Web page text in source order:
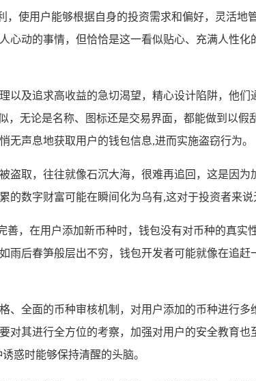
使用户能够根据自身的投资需求和偏好，灵活地
动的事情，但恰恰是这一看似贴心、充满人性
及追求高收益的急切渴望，精心设计陷阱，他们
，无论是名称、图标还是交易界面，都能做到以
声息地获取用户的钱包信息,进而实施盗窃行为。
取，往往就像石沉大海，很难再追回，这是因
数字财富可能在瞬间化为乌有,这对于投资者来说
，在用户添加新币种时，钱包没有对币种的真实
后春笋般层出不穷，钱包开发者可能就像在追赶
全面的币种审核机制，对用户添加的币种进行
其进行全方位的考察，加强对用户的安全教育也
惑时能够保持清醒的头脑。